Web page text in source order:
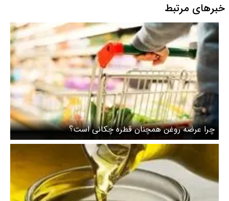
خبرهای مرتبط
چرا عرضه روغن همچنان قطره چکانی است؟